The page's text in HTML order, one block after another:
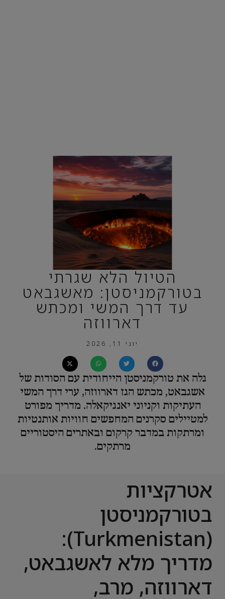
הטיול הלא שגרתי
בטורקמניסטן: מאשגבאט
עד דרך המשי ומכתש
דארווזה
יוני 11, 2026
גלה את טורקמניסטן הייחודית עם הסודות של
אשגבאט, מכתש הגז דארווזה, ערי דרך המשי
העתיקות וקניוני יאנגיקאלה. מדריך מפורט
למטיילים סקרנים המחפשים חוויות אותנטיות
ומרתקות במדבר קרקום ובאתרים היסטוריים
מרתקים.
אטרקציות
בטורקמניסטן
(Turkmenistan):
מדריך מלא לאשגבאט,
דארווזה, מרב,